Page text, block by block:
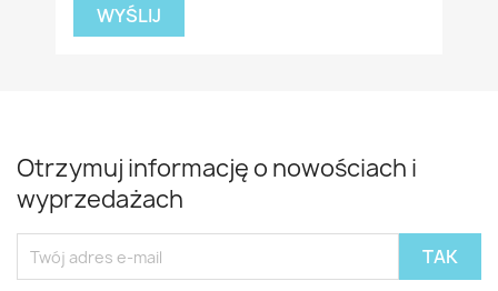
Otrzymuj informację o nowościach i
wyprzedażach